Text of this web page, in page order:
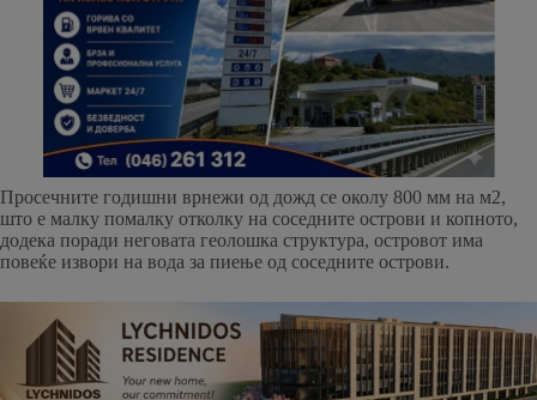
Просечните годишни врнежи од дожд се околу 800 мм на м2,
што е малку помалку отколку на соседните острови и копното,
додека поради неговата геолошка структура, островот има
повеќе извори на вода за пиење од соседните острови.